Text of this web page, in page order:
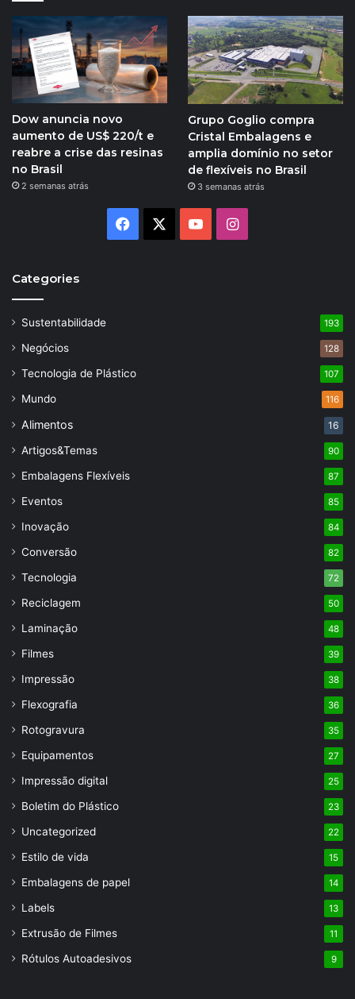
Dow anuncia novo
aumento de US$ 220/t e
reabre a crise das resinas
no Brasil
2 semanas atrás
Grupo Goglio compra
Cristal Embalagens e
amplia domínio no setor
de flexíveis no Brasil
3 semanas atrás
Facebook YouTubeInstagram
Categories
Sustentabilidade 193
Negócios 128
Tecnologia de Plástico 107
Mundo 116
Alimentos 16
Artigos&Temas 90
Embalagens Flexíveis 87
Eventos 85
Inovação 84
Conversão 82
Tecnologia 72
Reciclagem 50
Laminação 48
Filmes 39
Impressão 38
Flexografia 36
Rotogravura 35
Equipamentos 27
Impressão digital 25
Boletim do Plástico 23
Uncategorized 22
Estilo de vida 15
Embalagens de papel 14
Labels 13
Extrusão de Filmes 11
Rótulos Autoadesivos 9